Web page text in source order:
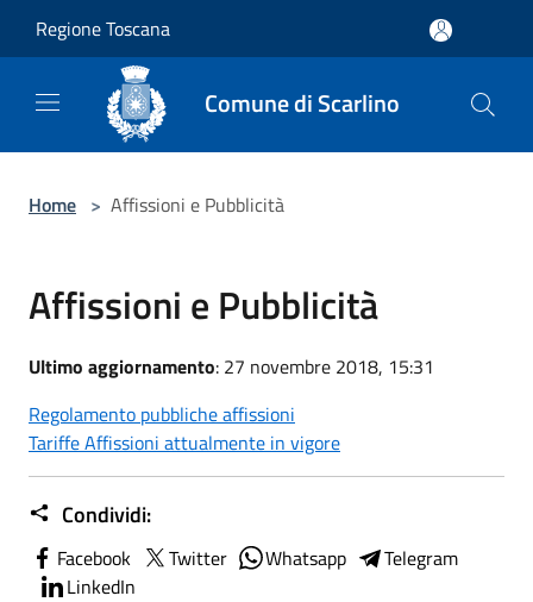
Regione Toscana
Comune di Scarlino
Home > Affissioni e Pubblicità
Affissioni e Pubblicità
Ultimo aggiornamento: 27 novembre 2018, 15:31
Regolamento pubbliche affissioni
Tariffe Affissioni attualmente in vigore
Condividi:
Facebook Twitter Whatsapp
Telegram
LinkedIn